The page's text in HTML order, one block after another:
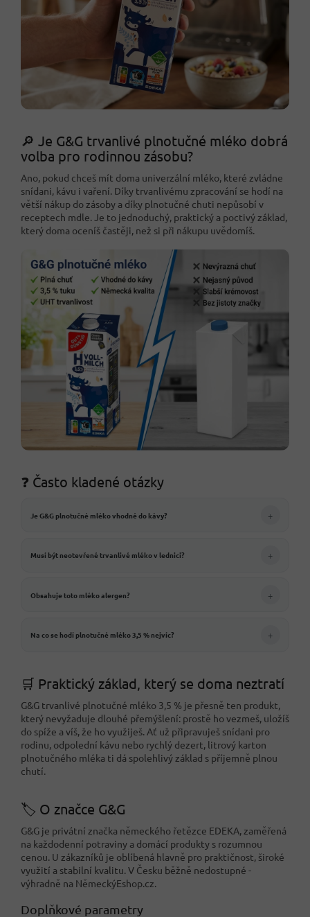
🔎 Je G&G trvanlivé plnotučné mléko dobrá
volba pro rodinnou zásobu?
Ano, pokud chceš mít doma univerzální mléko, které zvládne
snídani, kávu i vaření. Díky trvanlivému zpracování se hodí na
větší nákup do zásoby a díky plnotučné chuti nepůsobí v
receptech mdle. Je to jednoduchý, praktický a poctivý základ,
který doma oceníš častěji, než si při nákupu uvědomíš.
❓ Často kladené otázky
Je G&G plnotučné mléko vhodné do kávy? +
Musí být neotevřené trvanlivé mléko v lednici? +
Obsahuje toto mléko alergen? +
Na co se hodí plnotučné mléko 3,5 % nejvíc? +
🛒 Praktický základ, který se doma neztratí
G&G trvanlivé plnotučné mléko 3,5 % je přesně ten produkt,
který nevyžaduje dlouhé přemýšlení: prostě ho vezmeš, uložíš
do spíže a víš, že ho využiješ. Ať už připravuješ snídani pro
rodinu, odpolední kávu nebo rychlý dezert, litrový karton
plnotučného mléka ti dá spolehlivý základ s příjemně plnou
chutí.
🏷️ O značce G&G
G&G je privátní značka německého řetězce EDEKA, zaměřená
na každodenní potraviny a domácí produkty s rozumnou
cenou. U zákazníků je oblíbená hlavně pro praktičnost, široké
využití a stabilní kvalitu. V Česku běžně nedostupné -
výhradně na NěmeckýEshop.cz.
Doplňkové parametry